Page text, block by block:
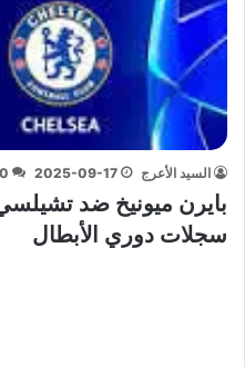
السيد الأعرج 2025-09-17
0
بايرن ميونيخ ضد
سجلات دوري الأبطال